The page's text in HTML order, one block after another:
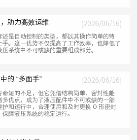
助力高效运维 [2026/06/16]
还是自动控制的类型，都以其操作简单的特
手。这一优势不仅提高了工作效率，也降低了
系统中不可或缺的重要组成部分。
的 “多面手” [2026/06/16]
命短的不足，但它凭借结构简单、密封性能
多优点，成为了液压配件中不可或缺的一部
护和运行中，合理使用和及时更换 O 形密封
障液压系统的稳定运行。